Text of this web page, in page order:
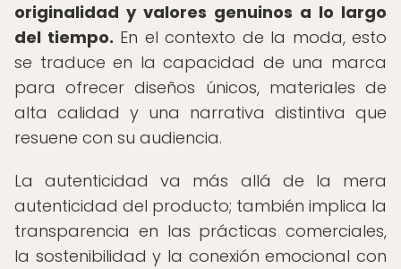
originalidad y valores genuinos a lo largo
del tiempo. En el contexto de la moda, esto
se traduce en la capacidad de una marca
para ofrecer diseños únicos, materiales de
alta calidad y una narrativa distintiva que
resuene con su audiencia.
La autenticidad va más allá de la mera
autenticidad del producto; también implica la
transparencia en las prácticas comerciales,
la sostenibilidad y la conexión emocional con